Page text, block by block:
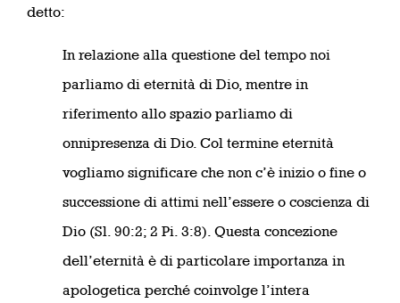
detto:
In relazione alla questione del tempo noi
parliamo di eternità di Dio, mentre in
riferimento allo spazio parliamo di
onnipresenza di Dio. Col termine eternità
vogliamo significare che non c’è inizio o fine o
successione di attimi nell’essere o coscienza di
Dio (Sl. 90:2; 2 Pi. 3:8). Questa concezione
dell’eternità è di particolare importanza in
apologetica perché coinvolge l’intera